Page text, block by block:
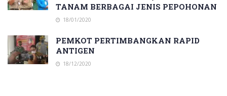
TANAM BERBAGAI JENIS PEPOHONAN
18/01/2020
PEMKOT PERTIMBANGKAN RAPID
ANTIGEN
18/12/2020